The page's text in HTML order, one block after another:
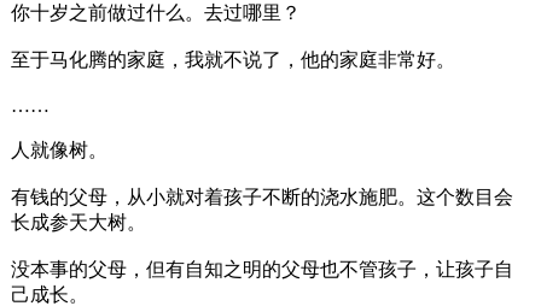
你十岁之前做过什么。去过哪里？
至于马化腾的家庭，我就不说了，他的家庭非常好。
……
人就像树。
有钱的父母，从小就对着孩子不断的浇水施肥。这个数目会
长成参天大树。
没本事的父母，但有自知之明的父母也不管孩子，让孩子自
己成长。